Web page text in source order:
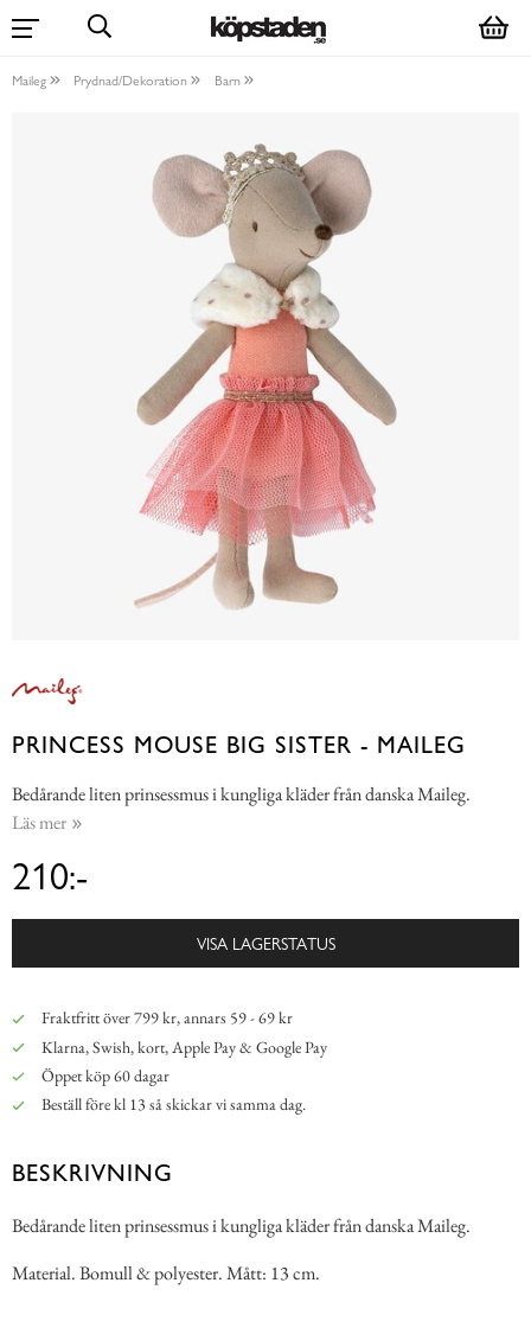
Maileg Prydnad/Dekoration Barn
PRINCESS MOUSE BIG SISTER - MAILEG
Bedårande liten prinsessmus i kungliga kläder från danska Maileg.
Läs mer
210:-
VISA LAGERSTATUS
Fraktfritt över 799 kr, annars 59 - 69 kr
Klarna, Swish, kort, Apple Pay & Google Pay
Öppet köp 60 dagar
Beställ före kl 13 så skickar vi samma dag.
BESKRIVNING
Bedårande liten prinsessmus i kungliga kläder från danska Maileg.
Material. Bomull & polyester. Mått: 13 cm.